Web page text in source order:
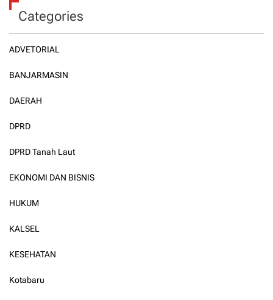
Categories
ADVETORIAL
BANJARMASIN
DAERAH
DPRD
DPRD Tanah Laut
EKONOMI DAN BISNIS
HUKUM
KALSEL
KESEHATAN
Kotabaru